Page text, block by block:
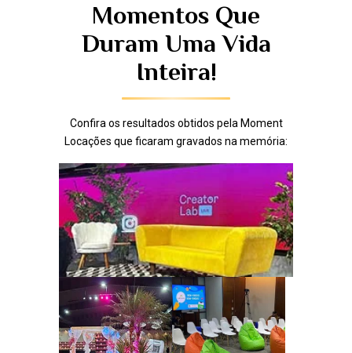
Momentos Que
Duram Uma Vida
Inteira!
Confira os resultados obtidos pela Moment
Locações que ficaram gravados na memória: